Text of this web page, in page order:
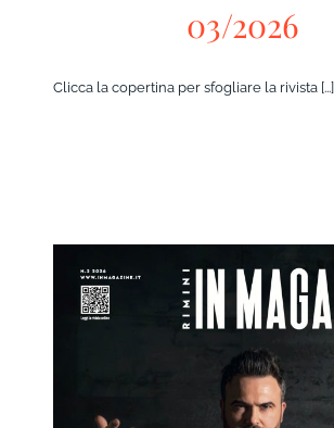
03/2026
Clicca la copertina per sfogliare la rivista [...]